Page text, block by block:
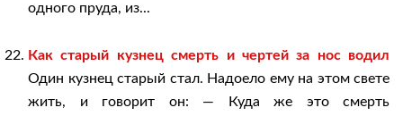
одного пруда, из...
Как старый кузнец смерть и чертей за нос водил
Один кузнец старый стал. Надоело ему на этом свете
жить, и говорит он: — Куда же это смерть